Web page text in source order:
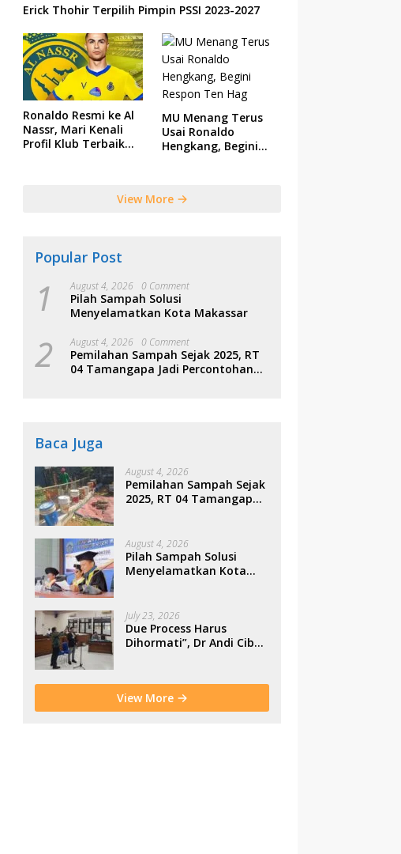
Erick Thohir Terpilih Pimpin PSSI 2023-2027
Ronaldo Resmi ke Al
Nassr, Mari Kenali
Profil Klub Terbaik
MU Menang Terus
Usai Ronaldo
Hengkang, Begini
View More
Popular Post
1 August 4, 2026 0 Comment
Pilah Sampah Solusi
Menyelamatkan Kota Makassar
2 August 4, 2026 0 Comment
Pemilahan Sampah Sejak 2025, RT
04 Tamangapa Jadi Percontohan
Baca Juga
August 4, 2026
Pemilahan Sampah Sejak
2025, RT 04 Tamangapa
Warga
August 4, 2026
Pilah Sampah Solusi
Menyelamatkan Kota
July 23, 2026
Due Process Harus
Dihormati”, Dr Andi Cibu
Morowali
View More